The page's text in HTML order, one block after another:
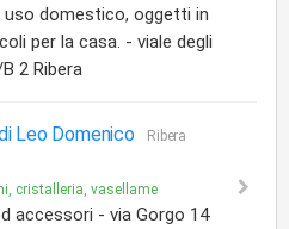
uso domestico, oggetti in
per la casa. - viale degli
2 Ribera
Leo Domenico
Ribera
cristalleria, vasellame
accessori - via Gorgo 14